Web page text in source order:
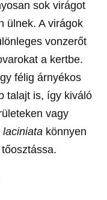
sok virágot
ülnek. A virágok
vonzerőt
a kertbe.
félig árnyékos
talajt is, így kiváló
vagy
laciniata könnyen